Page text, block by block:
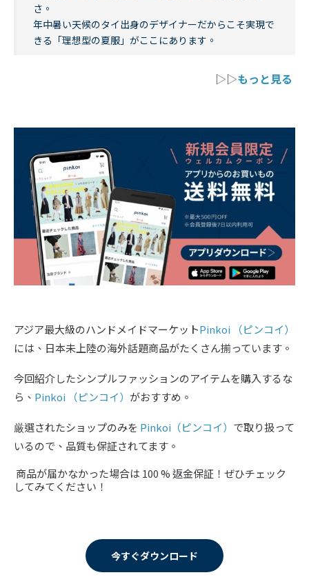
さ。
年中暑い天候のタイ出身のデザイナーだからこそ実現で
きる「理想型の夏服」がここにあります。
▷▷もっと見る
アジア最大級のハンドメイドマーケットPinkoi （ピンコイ）
には、日本未上陸の海外話題商品がたくさん揃っています。
今回紹介したシンプルファッションのアイテムを購入するな
ら、 Pinkoi （ピンコイ） がおすすめ。
厳選されたショップのみを Pinkoi（ピンコイ） で取り扱って
いるので、品質も保証されてます。
商品が届かなかった場合は 100 % 返金保証！ぜひチェック
してみてください！
今すぐダウンロード